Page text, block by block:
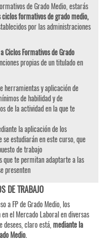
de Grado Medio, estarás
formativos de grado medio,
por las administraciones
Ciclos Formativos de Grado
propias de un titulado en
herramientas y aplicación de
de habilidad y de
de la actividad en la que te
la aplicación de los
estudiarán en este curso, que
de trabajo
que te permitan adaptarte a las
presenten
DE TRABAJO
a FP de Grado Medio, los
el Mercado Laboral en diversas
desees, claro está,mediante la
Medio.